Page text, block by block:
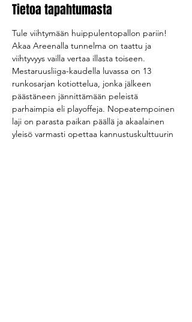
Tietoa tapahtumasta
Tule viihtymään huippulentopallon pariin!
Akaa Areenalla tunnelma on taattu ja
viihtyvyys vailla vertaa illasta toiseen.
Mestaruusliiga-kaudella luvassa on 13
runkosarjan kotiottelua, jonka jälkeen
päästäneen jännittämään peleistä
parhaimpia eli playoffeja. Nopeatempoinen
laji on parasta paikan päällä ja akaalainen
yleisö varmasti opettaa kannustuskulttuurin